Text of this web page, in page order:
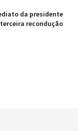
da presidente
recondução